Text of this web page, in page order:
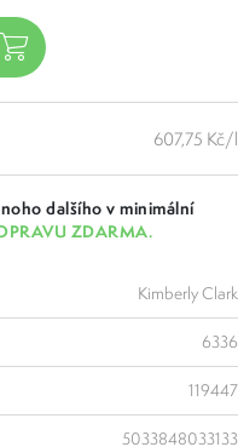
607,75 Kč/l
dalšího v minimální
ZDARMA.
Kimberly Clark
6336
119447
5033848033133